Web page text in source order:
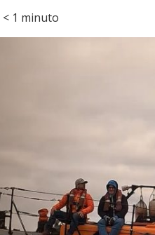
< 1 minuto